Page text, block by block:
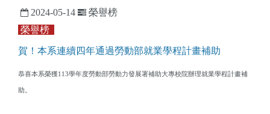
2024-05-14
榮譽榜
榮譽榜
賀！本系連續四年通過勞動部就業學程計畫補助
恭喜本系榮獲113學年度勞動部勞動力發展署補助大專校院辦理就業學程計畫補
助。